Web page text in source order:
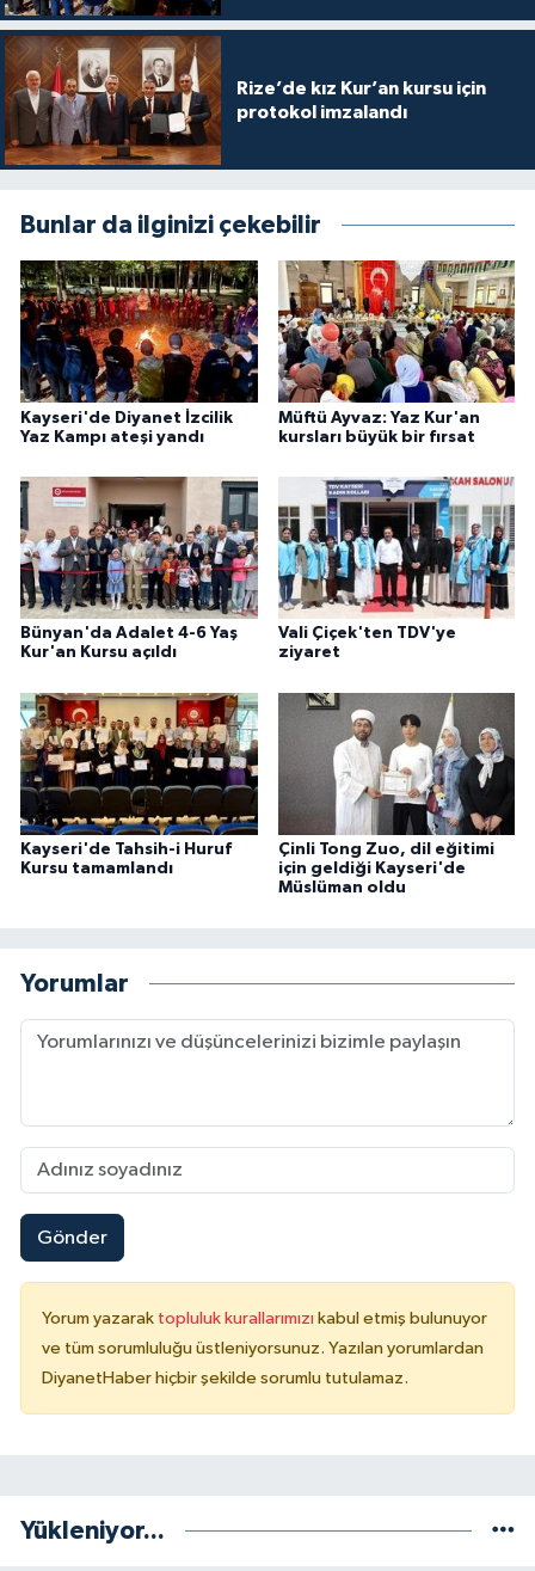
Rize’de kız Kur’an kursu için
protokol imzalandı
Bunlar da ilginizi çekebilir
Kayseri'de Diyanet İzcilik
Yaz Kampı ateşi yandı
Müftü Ayvaz: Yaz Kur'an
kursları büyük bir fırsat
Bünyan'da Adalet 4-6 Yaş
Kur'an Kursu açıldı
Vali Çiçek'ten TDV'ye
ziyaret
Kayseri'de Tahsih-i Huruf
Kursu tamamlandı
Çinli Tong Zuo, dil eğitimi
için geldiği Kayseri'de
Müslüman oldu
Yorumlar
Gönder
Yorum yazarak topluluk kurallarımızı kabul etmiş bulunuyor
ve tüm sorumluluğu üstleniyorsunuz. Yazılan yorumlardan
DiyanetHaber hiçbir şekilde sorumlu tutulamaz.
Yükleniyor...
Niğde Müftülüğü
Ordu Müftülüğü
Rize Müftülüğü
Sakarya Müftülüğü
Samsun Müftülüğü
Siirt Müftülüğü
Sinop Müftülüğü
Sivas Müftülüğü
Şanlıurfa Müftülüğü
Tekirdağ Müftülüğü
Tokat Müftülüğü
Trabzon Müftülüğü
Uşak Müftülüğü
Van Müftülüğü
Zonguldak Müftülüğü